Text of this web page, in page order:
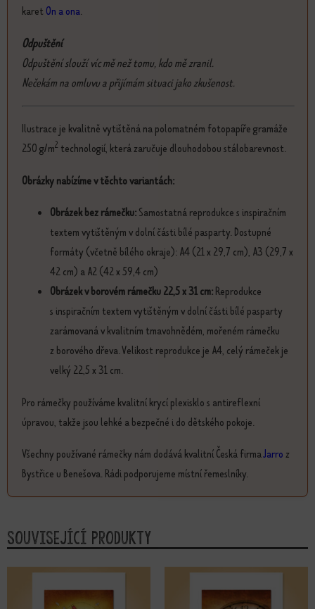
karet On a ona.
Odpuštění
Odpuštění slouží víc mě než tomu, kdo mě zranil.
Nečekám na omluvu a přijímám situaci jako zkušenost.
Ilustrace je kvalitně vytištěná na polomatném fotopapíře gramáže
250 g/m2 technologií, která zaručuje dlouhodobou stálobarevnost.
Obrázky nabízíme v těchto variantách:
Obrázek bez rámečku:Samostatná reprodukce s inspiračním
textem vytištěným v dolní části bílé pasparty. Dostupné
formáty (včetně bílého okraje): A4 (21 x 29,7 cm), A3 (29,7 x
42 cm) a A2 (42 x 59,4 cm)
Obrázek v borovém rámečku 22,5 x 31 cm:Reprodukce
s inspiračním textem vytištěným v dolní části bílé pasparty
zarámovaná v kvalitním tmavohnědém, mořeném rámečku
z borového dřeva. Velikost reprodukce je A4, celý rámeček je
velký 22,5 x 31 cm.
Pro rámečky používáme kvalitní krycí plexisklo s antireflexní
úpravou, takže jsou lehké a bezpečné i do dětského pokoje.
Všechny používané rámečky nám dodává kvalitní Česká firmaJarroz
Bystřice u Benešova. Rádi podporujeme místní řemeslníky.
Související produkty
Tento produkt má více variant. Možnosti lze vybrat na stránce produktu
Tento produkt má více variant.